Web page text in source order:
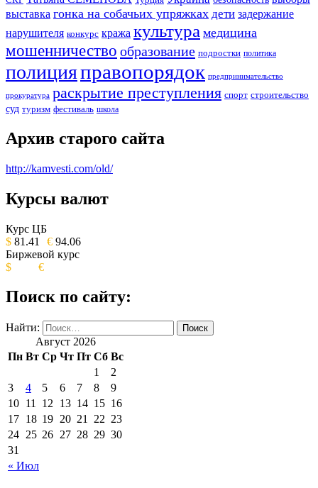
выставка гонка на собачьих упряжках дети задержание
нарушителя конкурс кража культура медицина
мошенничество образование подростки политика
полицияправопорядок предпринимательство
прокуратура раскрытие преступления спорт строительство
суд туризм фестиваль школа
Архив старого сайта
http://kamvesti.com/old/
ОБЩЕСТВЕННО-ПОЛИТИЧЕСКОЕ
ИЗДАНИЕ КАМЧАТСКОГО КРАЯ.
Курсы валют
Курс ЦБ
$ 81.41 € 94.06
Биржевой курс
$
€
Поиск по сайту:
Найти:
Август 2026
Пн Вт Ср Чт Пт Сб Вс
« Июл
1
2
3
4 5 6 7 8
9
10 11 12 13 14 15 16
17 18 19 20 21 22 23
24 25 26 27 28 29 30
31